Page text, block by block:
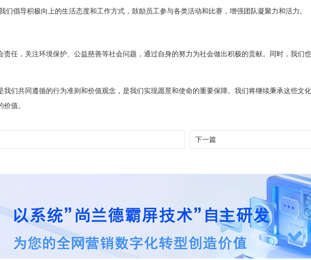
我们倡导积极向上的生活态度和工作方式，鼓励员工参与各类活动和比赛，增强团队凝聚力和活力。
责任，关注环境保护、公益慈善等社会问题，通过自身的努力为社会做出积极的贡献。同时，我们
我们共同遵循的行为准则和价值观念，是我们实现愿景和使命的重要保障。我们将继续秉承这些文
值。
下一篇